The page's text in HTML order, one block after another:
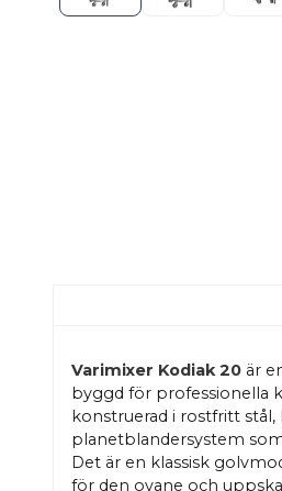
Varimixer Kodiak 20 är
byggd för professionella
konstruerad i rostfritt
planetblandersystem
Det är en klassisk
för den ovane och